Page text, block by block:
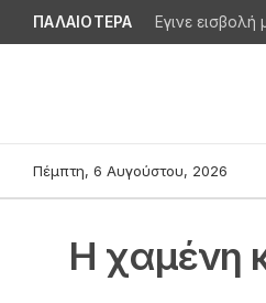
ΠΑΛΑΙΟΤΕΡΑ Εγινε
Πέμπτη, 6 Αυγούστου, 2026
H χαμένη